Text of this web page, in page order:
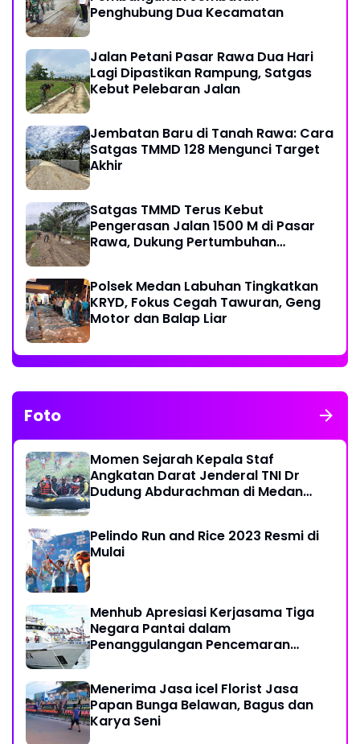
Penghubung Dua Kecamatan
Jalan Petani Pasar Rawa Dua Hari
Lagi Dipastikan Rampung, Satgas
Kebut Pelebaran Jalan
Jembatan Baru di Tanah Rawa: Cara
Satgas TMMD 128 Mengunci Target
Akhir
Satgas TMMD Terus Kebut
Pengerasan Jalan 1500 M di Pasar
Rawa, Dukung Pertumbuhan
Polsek Medan Labuhan Tingkatkan
KRYD, Fokus Cegah Tawuran, Geng
Motor dan Balap Liar
Foto
Momen Sejarah Kepala Staf
Angkatan Darat Jenderal TNI Dr
Dudung Abdurachman di Medan
Pelindo Run and Rice 2023 Resmi di
Mulai
Menhub Apresiasi Kerjasama Tiga
Negara Pantai dalam
Penanggulangan Pencemaran
Menerima Jasa icel Florist Jasa
Papan Bunga Belawan, Bagus dan
Karya Seni